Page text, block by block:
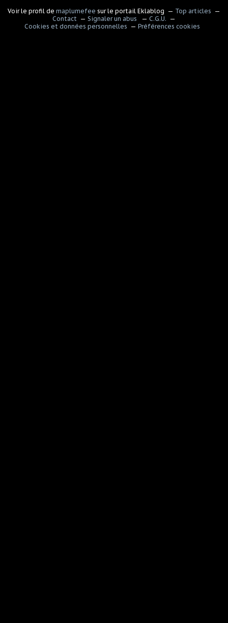
Voir le profil de maplumefee sur le portail Eklablog
Top articles
Contact
Signaler un abus
C.G.U.
Cookies et données personnelles
Préférences cookies